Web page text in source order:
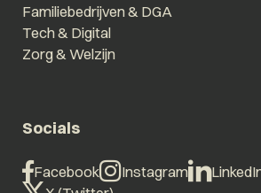
Familiebedrijven & DGA
Tech & Digital
Zorg & Welzijn
Socials
Facebook Instagram